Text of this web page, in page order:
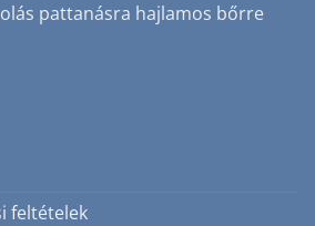
pattanásra hajlamos bőrre
feltételek